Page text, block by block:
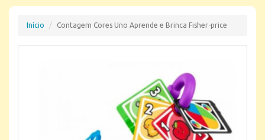
Início Contagem Cores Uno Aprende e Brinca Fisher-price